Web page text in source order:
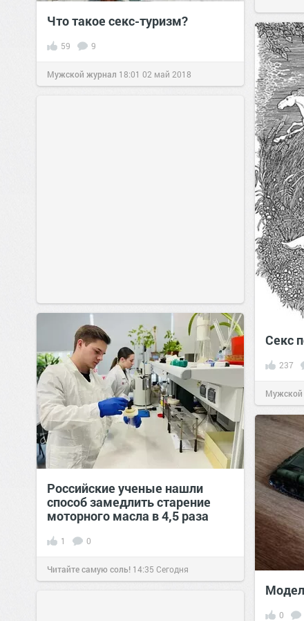
Что такое секс-туризм?
59 9
Мужской журнал 18:01 02 май 2018
Секс
237
Мужской
Российские ученые нашли
способ замедлить старение
моторного масла в 4,5 раза
1 0
Читайте самую соль! 14:35 Сегодня
0